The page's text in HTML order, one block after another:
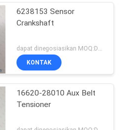
6238153 Sensor
Crankshaft
dapat dinegosiasikan MOQ:Dapat dinegosiasikan
KONTAK
16620-28010 Aux Belt
Tensioner